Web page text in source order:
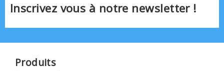
Inscrivez vous à notre newsletter !
Produits